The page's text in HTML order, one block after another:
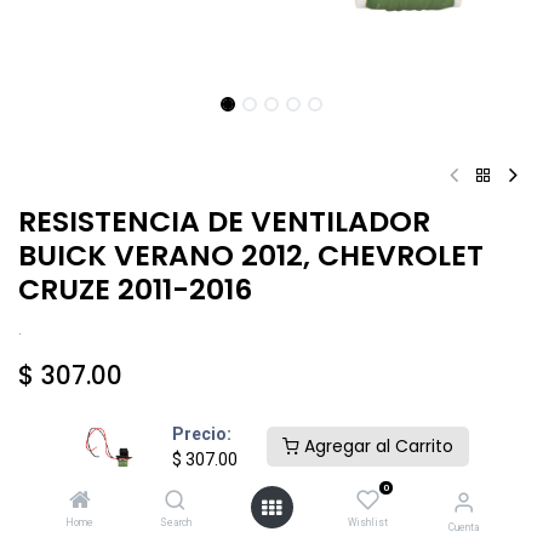
Precio:
$ 307.00
Agregar al Carrito
Home Search
0
Wishlist Cuenta
RESISTENCIA DE VENTILADOR
BUICK VERANO 2012, CHEVROLET
CRUZE 2011-2016
$ 307.00
Añadir al carrito Comprar ahora